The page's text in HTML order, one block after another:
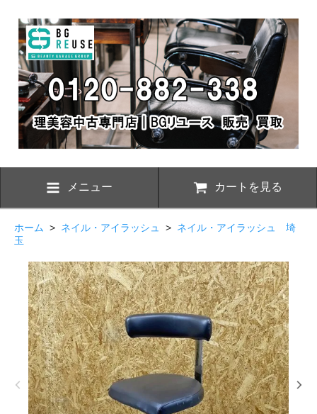
メニュー カートを見る
ホーム > ネイル・アイラッシュ > ネイル・アイラッシュ 埼
玉